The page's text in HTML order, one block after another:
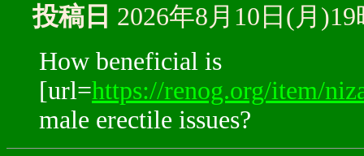
投稿日 2026年8月10日(月
How beneficial is
[url=https://renog.org/item/
male erectile issues?